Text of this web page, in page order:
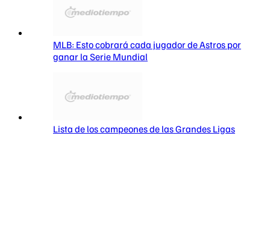
MLB: Esto cobrará cada jugador de Astros por
ganar la Serie Mundial
Lista de los campeones de las Grandes Ligas